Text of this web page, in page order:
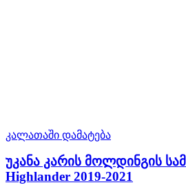
კალათაში დამატება
უკანა კარის მოლდინგის
Highlander 2019-2021